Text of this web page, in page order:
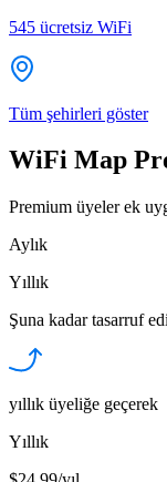
545 ücretsiz WiFi
Tüm şehirleri göster
WiFi Map
Premium üyeler ek
Aylık
Yıllık
Şuna kadar tasarruf
yıllık üyeliğe geçerek
Yıllık